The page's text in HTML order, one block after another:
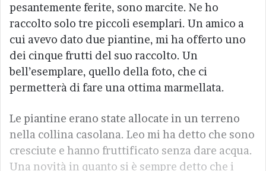
pesantemente ferite, sono marcite. Ne ho
raccolto solo tre piccoli esemplari. Un amico a
cui avevo dato due piantine, mi ha offerto uno
dei cinque frutti del suo raccolto. Un
bell’esemplare, quello della foto, che ci
permetterà di fare una ottima marmellata.
Le piantine erano state allocate in un terreno
nella collina casolana. Leo mi ha detto che sono
cresciute e hanno fruttificato senza dare acqua.
Una novità in quanto si è sempre detto che i